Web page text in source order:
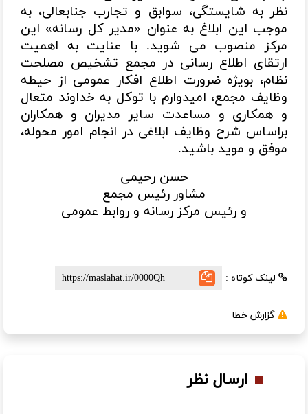
نظر به شایستگی، سوابق و تجارب جنابعالی، به
موجب این ابلاغ به عنوان «مدیر کل رسانه» این
مرکز منصوب می شوید. با عنایت به اهمیت
ارتقای اطلاع رسانی در مجمع تشخیص مصلحت
نظام، بویژه ضرورت اطلاع افکار عمومی از حیطه
وظایف مجمع، امیدوارم با توکل به خداوند متعال
و همکاری و مساعدت سایر مدیران و همکاران
براساس شرح وظایف ابلاغی در انجام امور محوله،
موفق و موید باشید.
حسن رحیمی
مشاور رئیس مجمع
و رئیس مرکز رسانه و روابط عمومی
لینک کوتاه :
گزارش خطا
ارسال نظر